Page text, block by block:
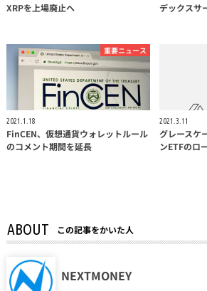
XRPを上場廃止へ
デックスサ
重要ニュース
2021.1.18
FinCEN、仮想通貨ウォレットルール
のコメント期間を延長
2021.3.11
グレースケ
ンETFのロ
ABOUT この記事をかいた人
NEXTMONEY